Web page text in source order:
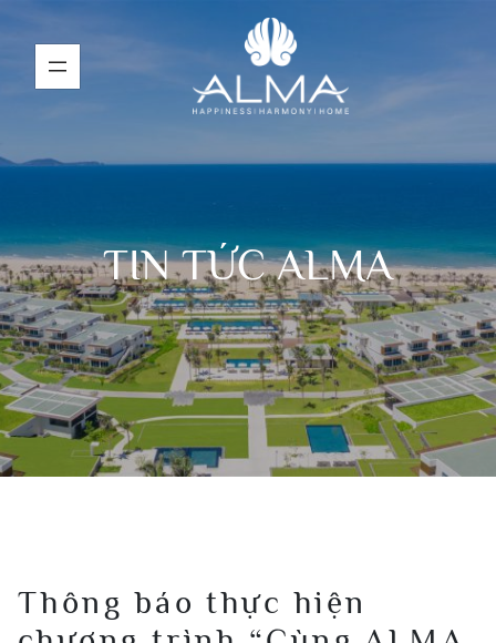
TIN TỨC ALMA
Thông báo thực hiện